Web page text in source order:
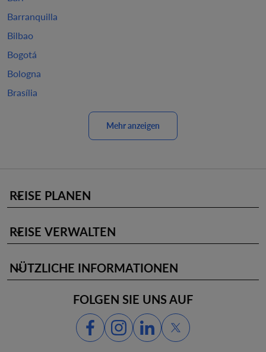
Barranquilla
Bilbao
Bogotá
Bologna
Brasília
Mehr anzeigen
REISE PLANEN
keyboard_arrow_down
REISE VERWALTEN
keyboard_arrow_down
NÜTZLICHE INFORMATIONEN
keyboard_arrow_down
FOLGEN SIE UNS AUF